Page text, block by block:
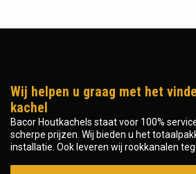
Wij helpen u graag met het
kachel
Bacor Houtkachels staat voor 100%
scherpe prijzen. Wij bieden u het
installatie. Ook leveren wij rookkanalen